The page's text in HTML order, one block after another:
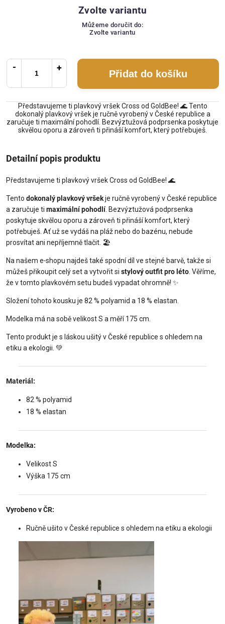
Zvolte variantu
Můžeme doručit do:
Zvolte variantu
Přidat do košíku
Představujeme ti plavkový vršek Cross od GoldBee! 🌊 Tento
dokonalý plavkový vršek je ručně vyrobený v České republice a
zaručuje ti maximální pohodlí. Bezvýztužová podprsenka poskytuje
skvělou oporu a zároveň ti přináší komfort, který potřebuješ.
Detailní popis produktu
Představujeme ti plavkový vršek Cross od GoldBee! 🌊
Tento dokonalý plavkový vršekje ručně vyrobený v České republice
a zaručuje ti maximální pohodlí. Bezvýztužová podprsenka
poskytuje skvělou oporu a zároveň ti přináší komfort, který
potřebuješ. Ať už se vydáš na pláž nebo do bazénu, nebude
prosvítat ani nepříjemně tlačit. 🏖️
Na našem e‑shopu najdeš také spodní díl ve stejné barvě, takže si
můžeš přikoupit celý set a vytvořit si stylový outfit pro léto . Věříme,
že v tomto plavkovém setu budeš vypadat ohromně! ✨
Složení tohoto kousku je 82 % polyamid a 18 % elastan.
Modelka má na sobě velikost S a měří 175 cm.
Tento produkt je s láskou ušitý v České republice s ohledem na
etiku a ekologii. 💚
Materiál:
82 % polyamid
18 % elastan
Modelka:
Velikost S
Výška 175 cm
Vyrobeno v ČR:
Ručně ušito v České republice s ohledem na etiku a ekologii